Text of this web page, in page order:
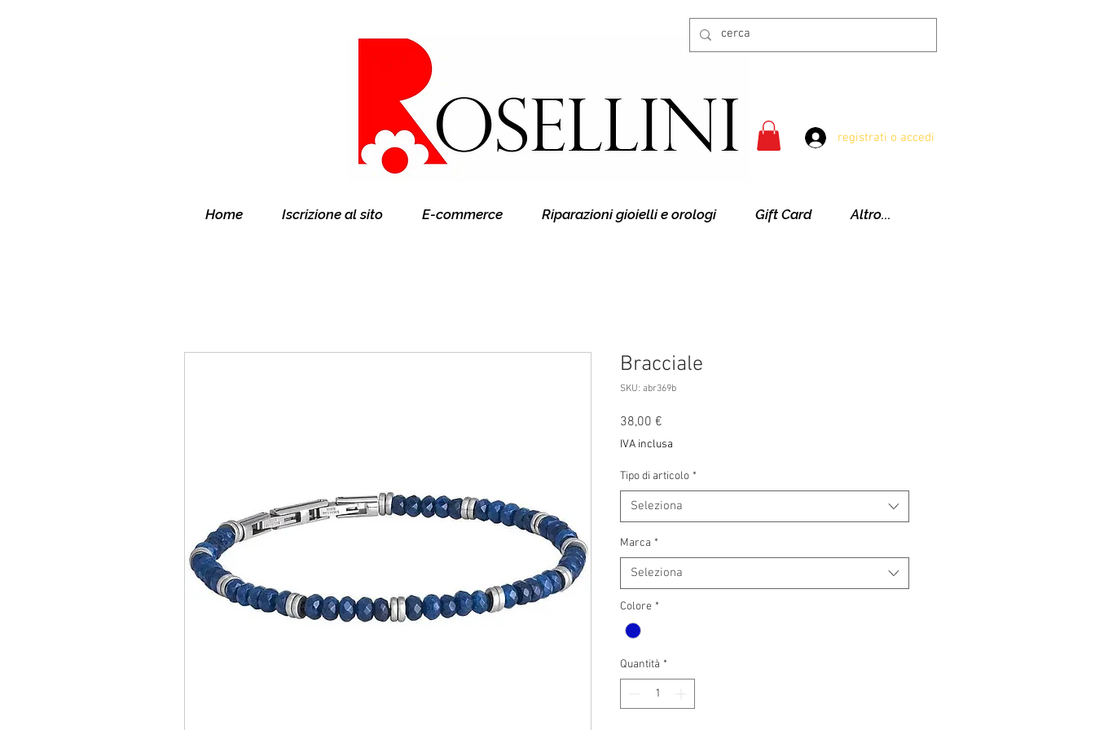
Gioielleria Rosellini
Rosellini online
registrati o accedi
Home Iscrizione al sito E-commerce Riparazioni gioielli e orologi Gift Card Altro...
Bracciale
SKU: abr369b
38,00 €
IVA inclusa
Tipo di articolo *
Seleziona
Marca *
Seleziona
Colore *
Quantità *